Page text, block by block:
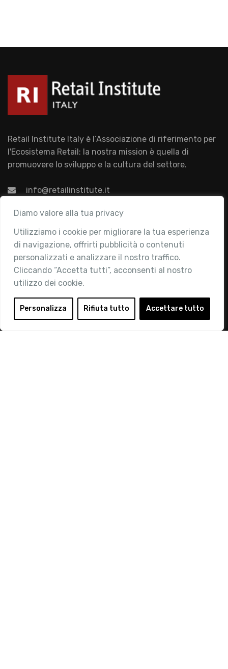
Diamo valore alla tua privacy
Utilizziamo i cookie per migliorare la tua esperienza
di navigazione, offrirti pubblicità o contenuti
personalizzati e analizzare il nostro traffico.
Cliccando “Accetta tutti”, acconsenti al nostro
utilizzo dei cookie.
Personalizza Rifiuta tutto Accettare tutto
Retail Institute Italy è l’Associazione di riferimento per
l'Ecosistema Retail: la nostra mission è quella di
promuovere lo sviluppo e la cultura del settore.
info@retailinstitute.it
Associazione
Chi siamo
Attività
Contatti
Area Riservata
Login
Diventa Socio